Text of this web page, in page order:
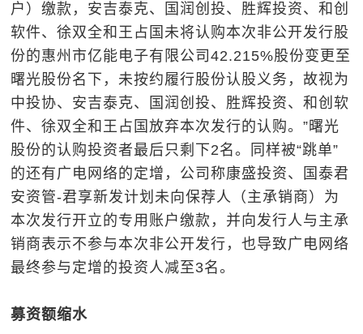
户）缴款，安吉泰克、国润创投、胜辉投资、和创
软件、徐双全和王占国未将认购本次非公开发行股
份的惠州市亿能电子有限公司42.215%股份变更至
曙光股份名下，未按约履行股份认股义务，故视为
中投协、安吉泰克、国润创投、胜辉投资、和创软
件、徐双全和王占国放弃本次发行的认购。”曙光
股份的认购投资者最后只剩下2名。同样被“跳单”
的还有广电网络的定增，公司称康盛投资、国泰君
安资管-君享新发计划未向保荐人（主承销商）为
本次发行开立的专用账户缴款，并向发行人与主承
销商表示不参与本次非公开发行，也导致广电网络
最终参与定增的投资人减至3名。
募资额缩水